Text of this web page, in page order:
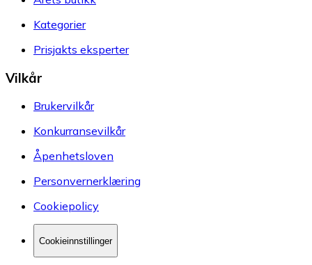
Kategorier
Prisjakts eksperter
Vilkår
Brukervilkår
Konkurransevilkår
Åpenhetsloven
Personvernerklæring
Cookiepolicy
Cookieinnstillinger